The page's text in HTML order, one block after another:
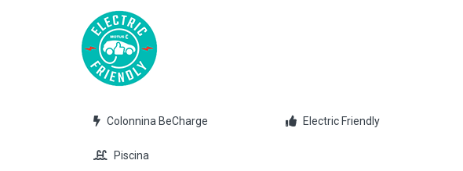
Colonnina BeCharge Electric Friendly
Piscina